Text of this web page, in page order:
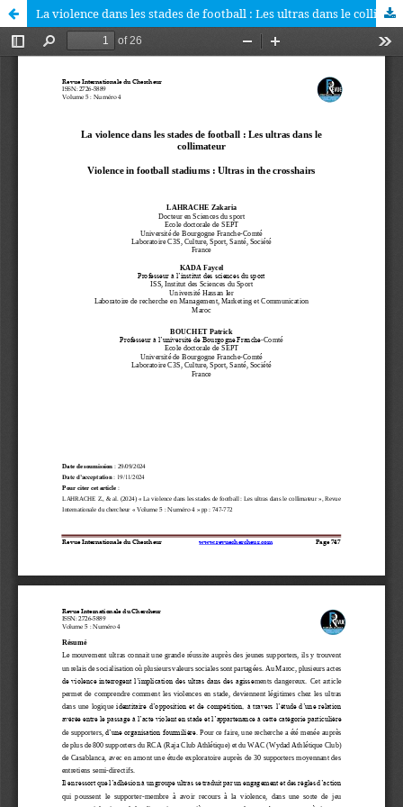
La violence dans les stades de football : Les ultras dans le collimateur